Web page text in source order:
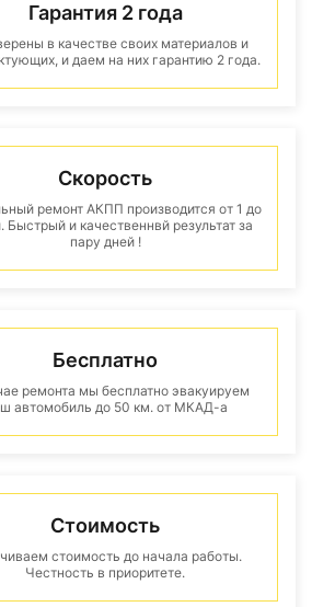
Гарантия 2 года
в качестве своих материалов и
и даем на них гарантию 2 года.
Скорость
ремонт АКПП производится от 1 до
Быстрый и качественнвй результат за
пару дней !
Бесплатно
ремонта мы бесплатно эвакуируем
автомобиль до 50 км. от МКАД-а
Стоимость
стоимость до начала работы.
Честность в приоритете.